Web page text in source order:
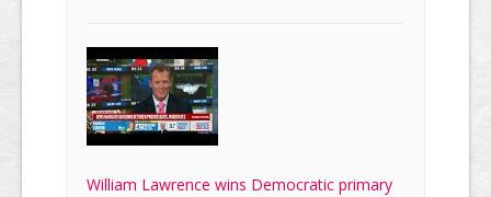
William Lawrence wins Democratic primary